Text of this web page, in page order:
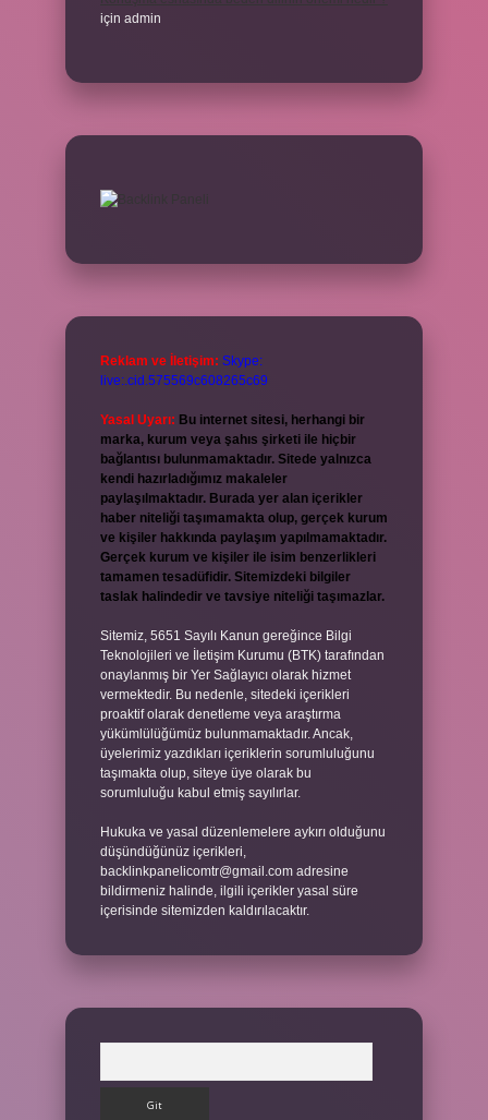
için admin
Reklam ve İletişim: Skype:
live:.cid.575569c608265c69
Yasal Uyarı: Bu internet sitesi, herhangi bir
marka, kurum veya şahıs şirketi ile hiçbir
bağlantısı bulunmamaktadır. Sitede yalnızca
kendi hazırladığımız makaleler
paylaşılmaktadır. Burada yer alan içerikler
haber niteliği taşımamakta olup, gerçek kurum
ve kişiler hakkında paylaşım yapılmamaktadır.
Gerçek kurum ve kişiler ile isim benzerlikleri
tamamen tesadüfidir. Sitemizdeki bilgiler
taslak halindedir ve tavsiye niteliği taşımazlar.
Sitemiz, 5651 Sayılı Kanun gereğince Bilgi
Teknolojileri ve İletişim Kurumu (BTK) tarafından
onaylanmış bir Yer Sağlayıcı olarak hizmet
vermektedir. Bu nedenle, sitedeki içerikleri
proaktif olarak denetleme veya araştırma
yükümlülüğümüz bulunmamaktadır. Ancak,
üyelerimiz yazdıkları içeriklerin sorumluluğunu
taşımakta olup, siteye üye olarak bu
sorumluluğu kabul etmiş sayılırlar.
Hukuka ve yasal düzenlemelere aykırı olduğunu
düşündüğünüz içerikleri,
backlinkpanelicomtr@gmail.com adresine
bildirmeniz halinde, ilgili içerikler yasal süre
içerisinde sitemizden kaldırılacaktır.